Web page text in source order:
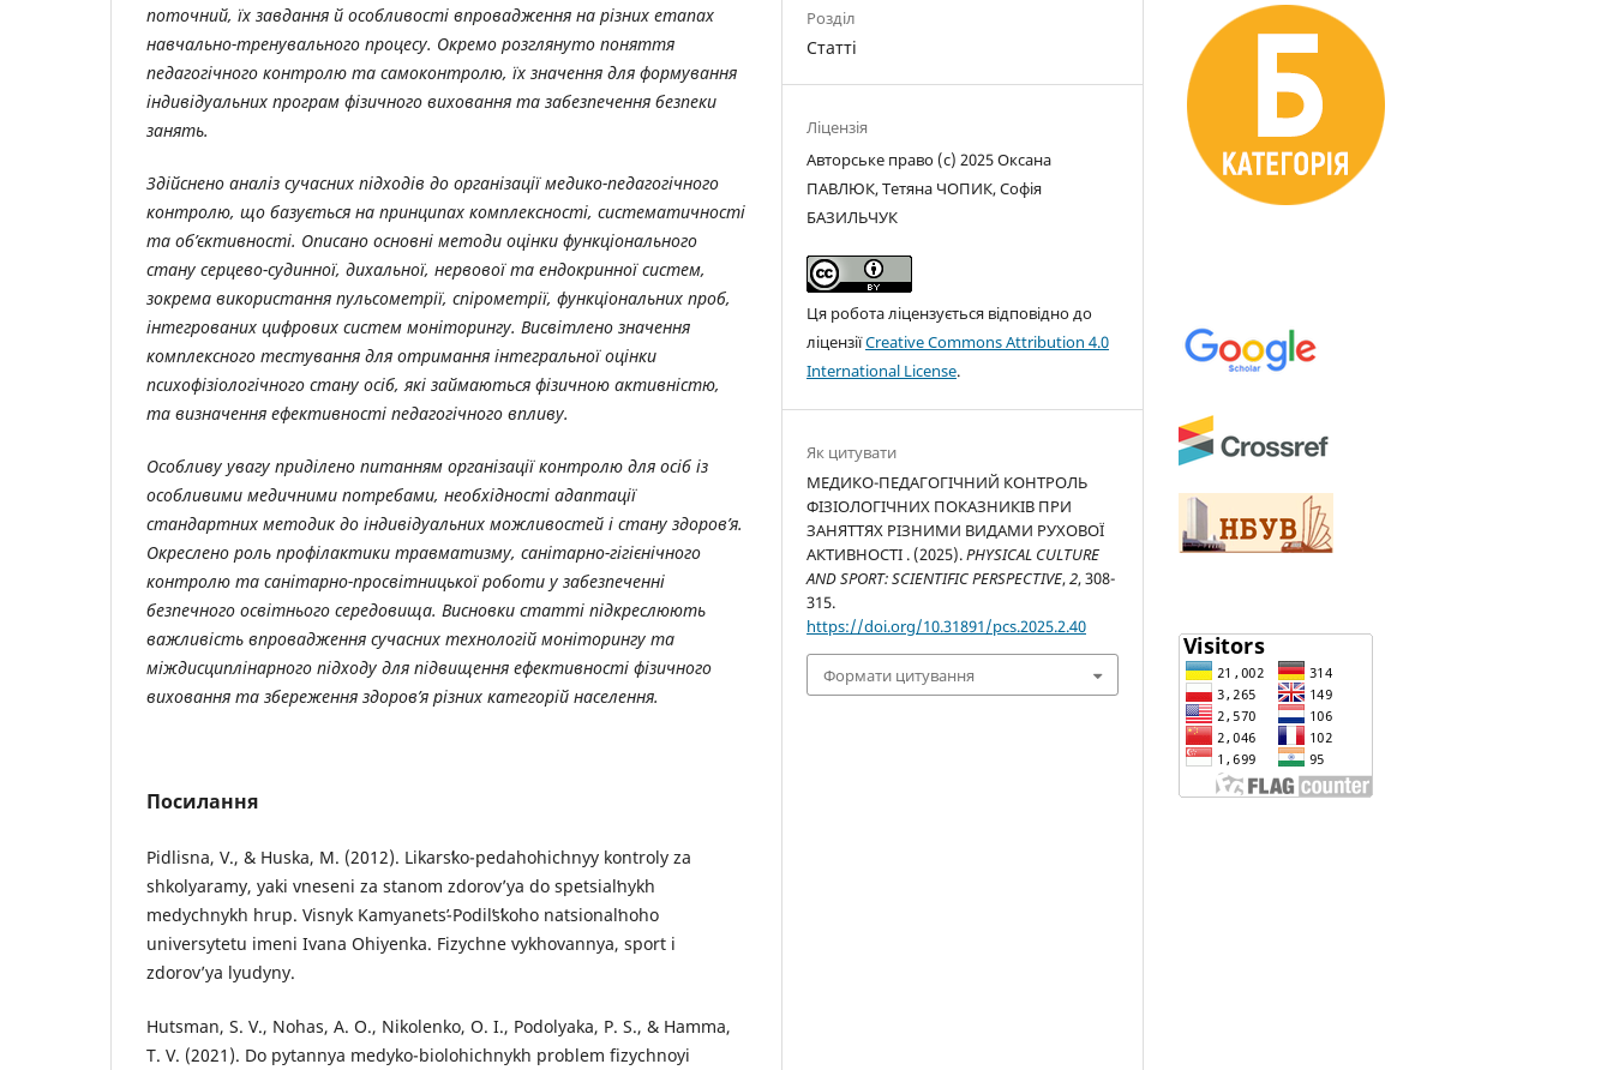
поточний, їх завдання й особливості впровадження на різних етапах
навчально-тренувального процесу. Окремо розглянуто поняття
педагогічного контролю та самоконтролю, їх значення для формування
індивідуальних програм фізичного виховання та забезпечення безпеки
занять.
Здійснено аналіз сучасних підходів до організації медико-педагогічного
контролю, що базується на принципах комплексності, систематичності
та об’єктивності. Описано основні методи оцінки функціонального
стану серцево-судинної, дихальної, нервової та ендокринної систем,
зокрема використання пульсометрії, спірометрії, функціональних проб,
інтегрованих цифрових систем моніторингу. Висвітлено значення
комплексного тестування для отримання інтегральної оцінки
психофізіологічного стану осіб, які займаються фізичною активністю,
та визначення ефективності педагогічного впливу.
Особливу увагу приділено питанням організації контролю для осіб із
особливими медичними потребами, необхідності адаптації
стандартних методик до індивідуальних можливостей і стану здоров’я.
Окреслено роль профілактики травматизму, санітарно-гігієнічного
контролю та санітарно-просвітницької роботи у забезпеченні
безпечного освітнього середовища. Висновки статті підкреслюють
важливість впровадження сучасних технологій моніторингу та
міждисциплінарного підходу для підвищення ефективності фізичного
виховання та збереження здоров’я різних категорій населення.
Посилання
Pidlisna, V., & Huska, M. (2012). Likarsʹko-pedahohichnyy kontroly za
shkolyaramy, yaki vneseni za stanom zdorov’ya do spetsialʹnykh
medychnykh hrup. Visnyk Kamyanetsʹ-Podilʹsʹkoho natsionalʹnoho
universytetu imeni Ivana Ohiyenka. Fizychne vykhovannya, sport i
zdorov’ya lyudyny.
Hutsman, S. V., Nohas, A. O., Nikolenko, O. I., Podolyaka, P. S., & Hamma,
T. V. (2021). Do pytannya medyko-biolohichnykh problem fizychnoyi
Розділ
Статті
Ліцензія
Авторське право (c) 2025 Оксана
ПАВЛЮК, Тетяна ЧОПИК, Софія
БАЗИЛЬЧУК
Ця робота ліцензується відповідно до
ліцензіїCreative Commons Attribution 4.0
International License.
Як цитувати
МЕДИКО-ПЕДАГОГІЧНИЙ КОНТРОЛЬ
ФІЗІОЛОГІЧНИХ ПОКАЗНИКІВ ПРИ
ЗАНЯТТЯХ РІЗНИМИ ВИДАМИ РУХОВОЇ
АКТИВНОСТІ . (2025).PHYSICAL CULTURE
AND SPORT: SCIENTIFIC PERSPECTIVE,2, 308-
315.
https://doi.org/10.31891/pcs.2025.2.40
Формати цитування